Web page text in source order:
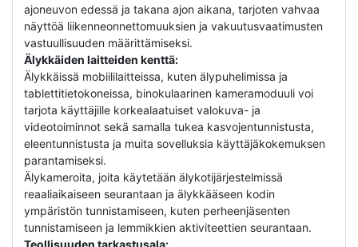
ajoneuvon edessä ja takana ajon aikana, tarjoten vahvaa
näyttöä liikenneonnettomuuksien ja vakuutusvaatimusten
vastuullisuuden määrittämiseksi.
Älykkäiden laitteiden kenttä:
Älykkäissä mobiililaitteissa, kuten älypuhelimissa ja
tablettitietokoneissa, binokulaarinen kameramoduuli voi
tarjota käyttäjille korkealaatuiset valokuva- ja
videotoiminnot sekä samalla tukea kasvojentunnistusta,
eleentunnistusta ja muita sovelluksia käyttäjäkokemuksen
parantamiseksi.
Älykameroita, joita käytetään älykotijärjestelmissä
reaaliaikaiseen seurantaan ja älykkääseen kodin
ympäristön tunnistamiseen, kuten perheenjäsenten
tunnistamiseen ja lemmikkien aktiviteettien seurantaan.
Teollisuuden tarkastusala: